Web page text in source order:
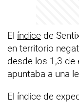
El índice de
en territorio
desde los 1,3 de
apuntaba a una
El índice de